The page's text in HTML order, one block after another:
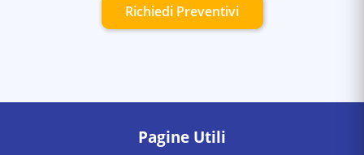
Richiedi Preventivi
Pagine Utili